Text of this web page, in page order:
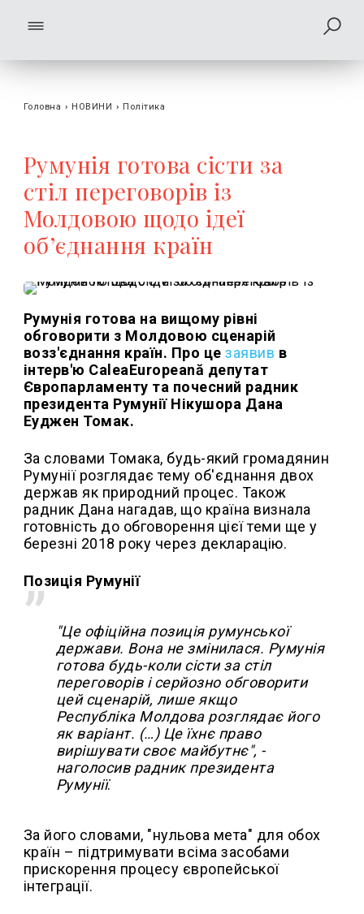
Головна › НОВИНИ › Політика
Румунія готова сісти за
стіл переговорів із
Молдовою щодо ідеї
об’єднання країн
Румунія готова на вищому рівні
обговорити з Молдовою сценарій
возз'єднання країн. Про цезаявив в
інтерв'ю CaleaEuropeană депутат
Європарламенту та почесний радник
президента Румунії Нікушора Дана
Еуджен Томак.
За словами Томака, будь-який громадянин
Румунії розглядає тему об'єднання двох
держав як природний процес. Також
радник Дана нагадав, що країна визнала
готовність до обговорення цієї теми ще у
березні 2018 року через декларацію.
Позиція Румунії
"Це офіційна позиція румунської
держави. Вона не змінилася. Румунія
готова будь-коли сісти за стіл
переговорів і серйозно обговорити
цей сценарій, лише якщо
Республіка Молдова розглядає його
як варіант. (…) Це їхнє право
вирішувати своє майбутнє", -
наголосив радник президента
Румунії.
За його словами, "нульова мета" для обох
країн – підтримувати всіма засобами
прискорення процесу європейської
інтеграції.